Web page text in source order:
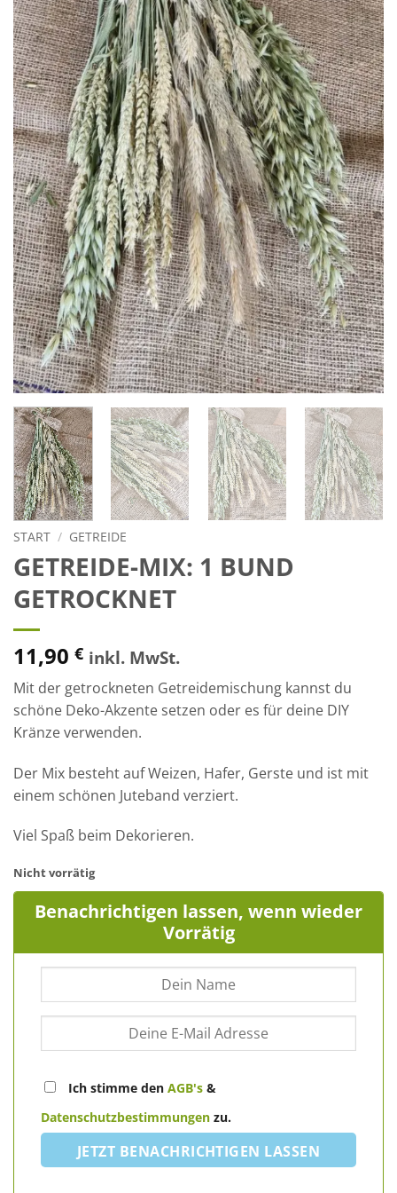
START / GETREIDE
GETREIDE-MIX: 1 BUND
GETROCKNET
11,90 € inkl. MwSt.
Mit der getrockneten Getreidemischung kannst du
schöne Deko-Akzente setzen oder es für deine DIY
Kränze verwenden.
Der Mix besteht auf Weizen, Hafer, Gerste und ist mit
einem schönen Juteband verziert.
Viel Spaß beim Dekorieren.
Nicht vorrätig
Benachrichtigen lassen, wenn wieder
Vorrätig
Ich stimme den AGB's &
Datenschutzbestimmungen zu.
JETZT BENACHRICHTIGEN LASSEN